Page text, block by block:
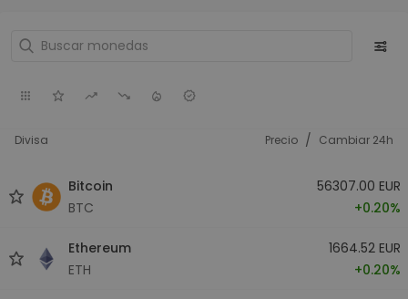
Divisa Precio / Cambiar 24h
Bitcoin
BTC
56307.00 EUR
+0.20%
Ethereum
ETH
1664.52 EUR
+0.20%